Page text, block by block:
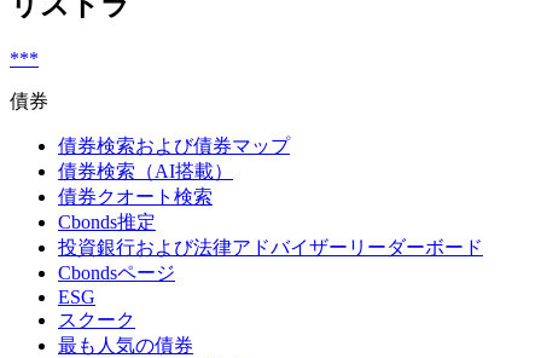
***
債券
債券検索および債券マップ
債券検索（AI搭載）
債券クオート検索
Cbonds推定
投資銀行および法律アドバイザーリーダーボード
Cbondsページ
ESG
スクーク
最も人気の債券